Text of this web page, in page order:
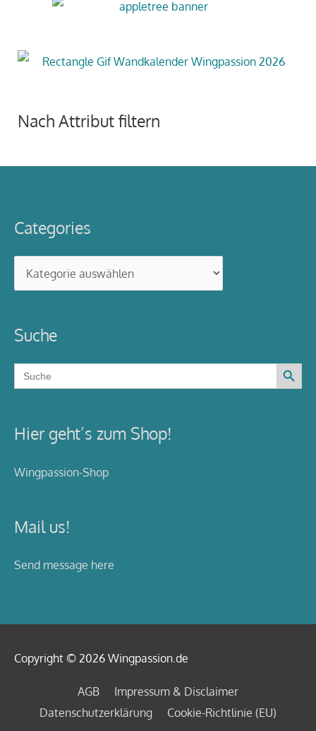
Nach Attribut filtern
Categories
Suche
Search
for:
Search Button
Hier geht’s zum Shop!
Wingpassion-Shop
Mail us!
Send message here
Copyright © 2026Wingpassion.de
AGB
Impressum & Disclaimer
Datenschutzerklärung
Cookie-Richtlinie (EU)